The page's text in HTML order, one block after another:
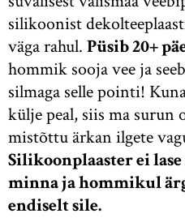
silikoonist
väga rahul. Püsib 20+
hommik sooja vee ja
silmaga selle pointi!
külje peal, siis ma surun
mistõttu ärkan ilgete
Silikoonplaaster ei
minna ja hommikul
endiselt sile.